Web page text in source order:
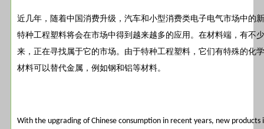
近几年，随着中国消费升级，汽车和小型消费类电子电气市场中的
特种工程塑料将会在市场中得到越来越多的应用。在材料端，有不
来，正在寻找属于它的市场。由于特种工程塑料，它们有特殊的化
材料可以替代金属，例如钢和铝等材料。
With the upgrading of Chinese consumption in recent years, new products